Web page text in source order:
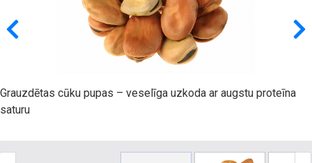
Grauzdētas cūku pupas – veselīga uzkoda ar augstu proteīna
saturu